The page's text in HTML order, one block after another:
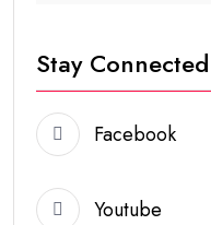
Stay Connected
Facebook
Youtube